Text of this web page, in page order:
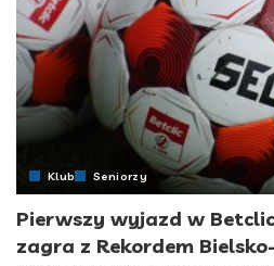
Klub Seniorzy
Pierwszy wyjazd w
zagra z Rekordem